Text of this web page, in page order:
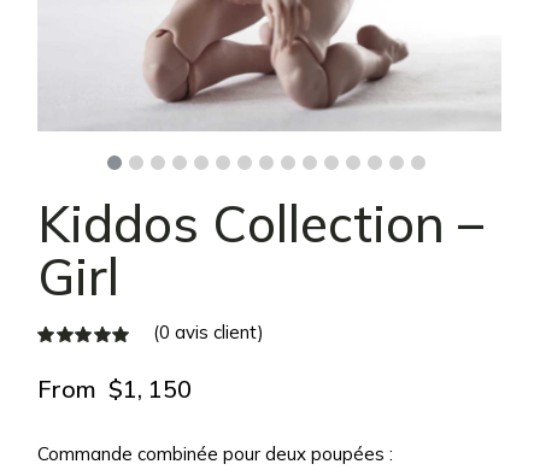
Kiddos Сollection –
Girl
(0 avis client)
From$1, 150
Commande combinée pour deux poupées :